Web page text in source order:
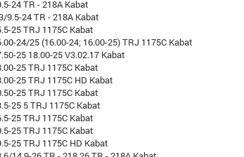
24 TR - 218A Kabat
9.5-24 TR - 218A Kabat
25 TRJ 1175C Kabat
24/25 (16.00-24; 16.00-25) TRJ 1175C Kabat
25 18.00-25 V3.02.17 Kabat
25 TRJ 1175C Kabat
25 TRJ 1175C HD Kabat
25 TRJ 1175C Kabat
25 5 TRJ 1175C Kabat
25 TRJ 1175C Kabat
25 TRJ 1175C Kabat
25 TRJ 1175C HD Kabat